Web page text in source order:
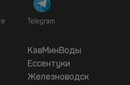
Telegram
КавМинВоды
Ессентуки
Железноводск